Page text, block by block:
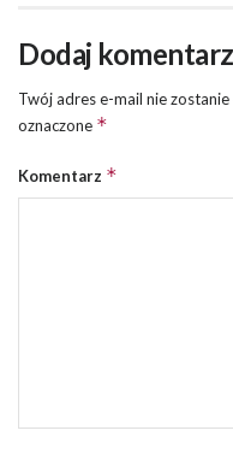
Dodaj komentarz
Twój adres e-mail nie
oznaczone *
Komentarz *